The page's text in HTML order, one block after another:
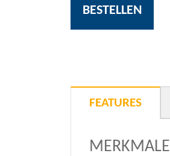
BESTELLEN
FEATURES
MERKMALE